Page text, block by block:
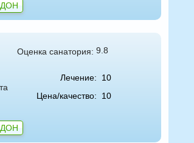
Оценка санатория: 9.8
Лечение:
10
Цена/качество:
10